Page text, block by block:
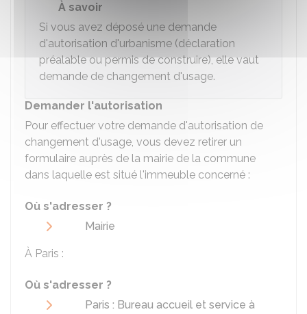
À savoir
Si vous avez déposé une demande
d'autorisation d'urbanisme (déclaration
préalable ou permis de construire), elle vaut
demande de changement d'usage.
Demander l'autorisation
Pour effectuer votre demande d'autorisation de
changement d'usage, vous devez retirer un
formulaire auprès de la mairie de la commune
dans laquelle est situé l'immeuble concerné :
Où s'adresser ?
Mairie
À Paris :
Où s'adresser ?
Paris : Bureau accueil et service à